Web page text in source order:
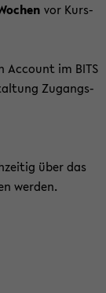
vor Kurs­
Ac­count im BITS
Zu­gangs­
über das
wer­den.